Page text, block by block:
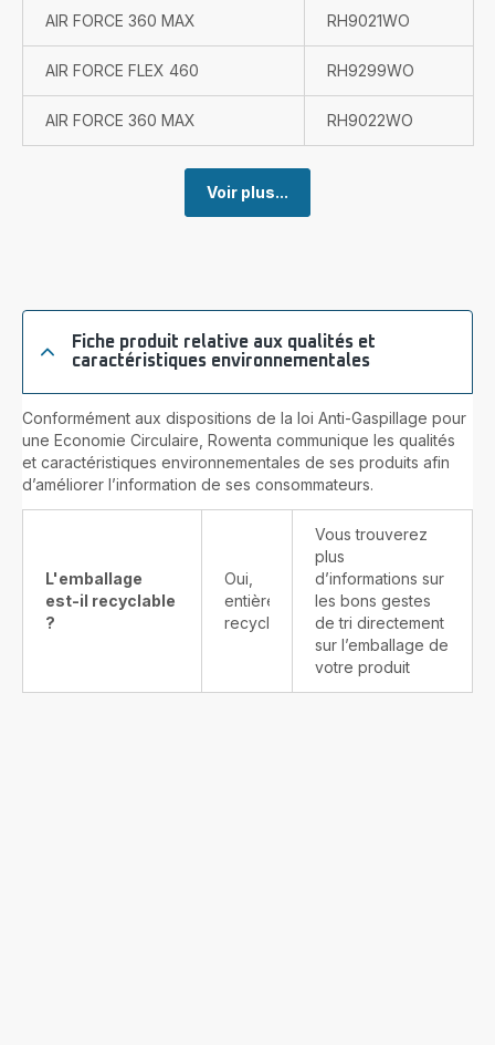
AIR FORCE 360 MAX RH9021WO
AIR FORCE FLEX 460 RH9299WO
AIR FORCE 360 MAX RH9022WO
Voir plus...
Fiche produit relative aux qualités et
caractéristiques environnementales
Conformément aux dispositions de la loi Anti-Gaspillage pour
une Economie Circulaire, Rowenta communique les qualités
et caractéristiques environnementales de ses produits afin
d’améliorer l’information de ses consommateurs.
L'emballage
est-il recyclable
?
Oui,
entièrement
recyclable
Vous trouverez
plus
d’informations sur
les bons gestes
de tri directement
sur l’emballage de
votre produit